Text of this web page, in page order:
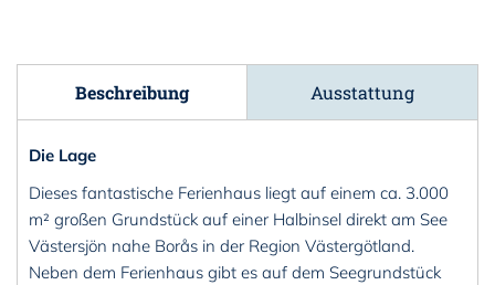
Beschreibung Ausstattung
Die Lage
Dieses fantastische Ferienhaus liegt auf einem ca. 3.000
m² großen Grundstück auf einer Halbinsel direkt am See
Västersjön nahe Borås in der Region Västergötland.
Neben dem Ferienhaus gibt es auf dem Seegrundstück